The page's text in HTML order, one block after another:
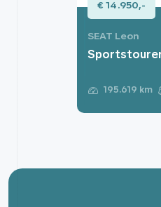
€ 14.950,-
SEAT Leon
Sportstourer
195.619 km